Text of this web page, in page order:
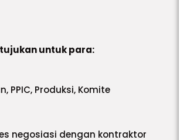
untuk para:
PPIC, Produksi, Komite
negosiasi dengan kontraktor